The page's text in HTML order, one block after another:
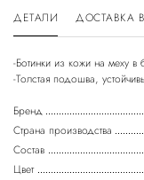
ДЕТАЛИ ДОСТАВКА
-Ботинки из кожи на меху в
Бренд
Страна производства
Состав
Цвет